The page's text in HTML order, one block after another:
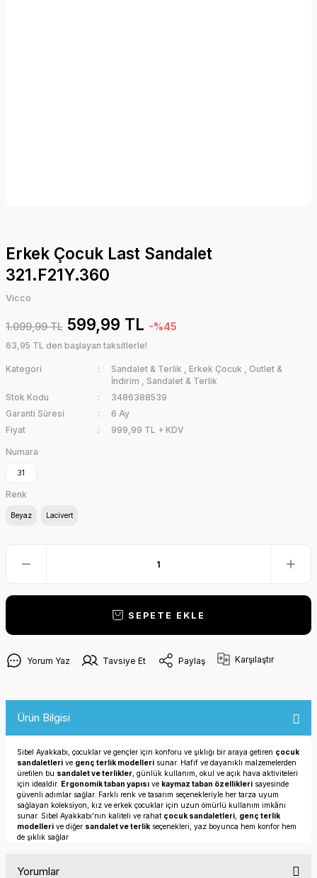
Erkek Çocuk Last Sandalet
321.F21Y.360
Vicco
1.099,99 TL 599,99 TL -%45
63,95 TL den başlayan taksitlerle!
Kategori Sandalet & Terlik , Erkek Çocuk , Outlet &
İndirim , Sandalet & Terlik
Stok Kodu
3486388539
Garanti Süresi
6 Ay
Fiyat
999,99 TL + KDV
Numara
31
Renk
Beyaz Lacivert
SEPETE EKLE
Yorum Yaz Tavsiye Et Paylaş Karşılaştır
Ürün Bilgisi
Sibel Ayakkabı, çocuklar ve gençler için konforu ve şıklığı bir araya getiren çocuk
sandaletleri ve genç terlik modelleri sunar. Hafif ve dayanıklı malzemelerden
üretilen bu sandalet ve terlikler , günlük kullanım, okul ve açık hava aktiviteleri
için idealdir. Ergonomik taban yapısı ve kaymaz taban özellikleri sayesinde
güvenli adımlar sağlar. Farklı renk ve tasarım seçenekleriyle her tarza uyum
sağlayan koleksiyon, kız ve erkek çocuklar için uzun ömürlü kullanım imkânı
sunar. Sibel Ayakkabı’nın kaliteli ve rahat çocuk sandaletleri genç terlik
modelleri ve diğer sandalet ve terlik seçenekleri, yaz boyunca hem konfor hem
de şıklık sağlar
Yorumlar